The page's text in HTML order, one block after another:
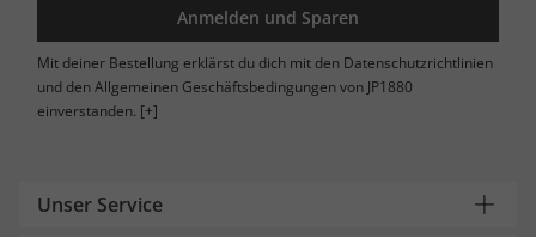
Anmelden und Sparen
Mit deiner Bestellung erklärst du dich mit den Datenschutzrichtlinien
und den Allgemeinen Geschäftsbedingungen von JP1880
einverstanden. [+]
Unser Service